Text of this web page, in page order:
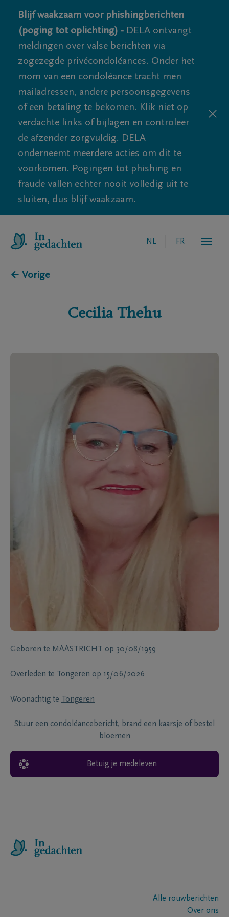
Blijf waakzaam voor phishingberichten
(poging tot oplichting) - DELA ontvangt
meldingen over valse berichten via
zogezegde privécondoléances. Onder het
mom van een condoléance tracht men
mailadressen, andere persoonsgegevens
of een betaling te bekomen. Klik niet op
verdachte links of bijlagen en controleer
de afzender zorgvuldig. DELA
onderneemt meerdere acties om dit te
voorkomen. Pogingen tot phishing en
fraude vallen echter nooit volledig uit te
sluiten, dus blijf waakzaam.
NL FR
← Vorige
Cecilia Thehu
Geboren te MAASTRICHT op 30/08/1959
Overleden te Tongeren op 15/06/2026
Woonachtig te Tongeren
Stuur een condoléancebericht, brand een kaarsje of bestel
bloemen
Betuig je medeleven
Alle rouwberichten
Over ons